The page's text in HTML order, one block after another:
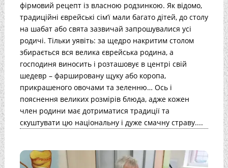
фірмовий рецепт із власною родзинкою. Як відомо,
традиційні єврейські сім’ї мали багато дітей, до столу
на шабат або свята зазвичай запрошувалися усі
родичі. Тільки уявіть: за щедро накритим столом
збирається вся велика єврейська родина, а
господиня виносить і розташовує в центрі свій
шедевр – фаршировану щуку або коропа,
прикрашеного овочами та зеленню… Ось і
пояснення великих розмірів блюда, адже кожен
член родини має дотриматися традиції та
скуштувати цю національну і дуже смачну страву....